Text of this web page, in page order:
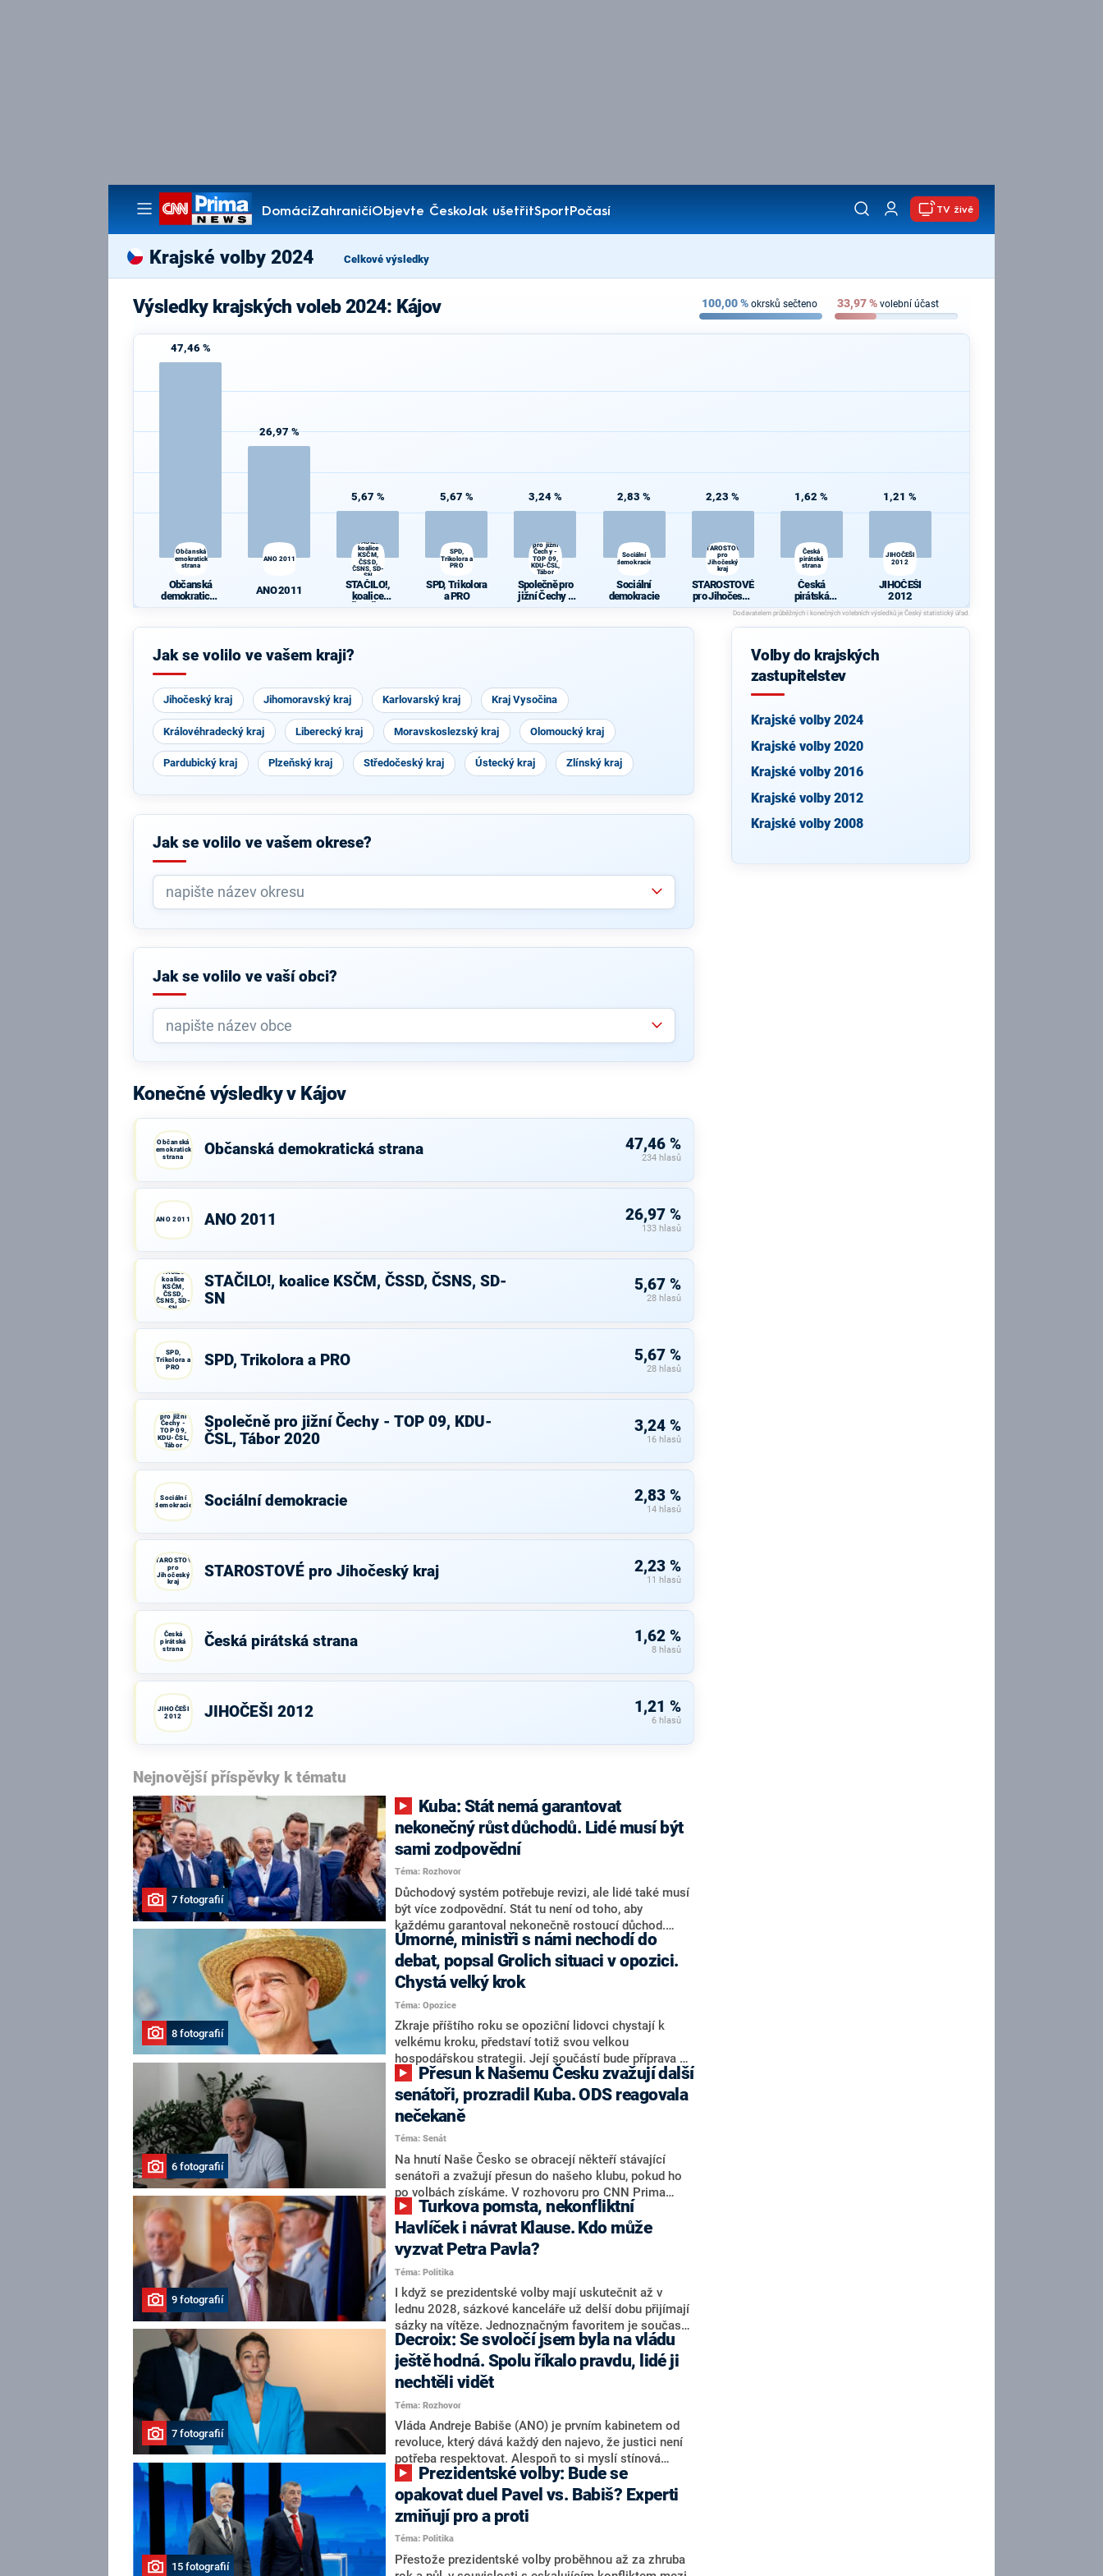
DomácíZahraničíObjevte ČeskoJak ušetřitSportPočasí
Pořady
TV živě
Krajské volby 2024 Celkové výsledky
Výsledky krajských voleb 2024: Kájov 100,00% okrsků sečteno 33,97% volební účast
47,46 %
Občanská
demokratická
strana
Občanská
demokratická
26,97 %
ANO 2011
ANO 2011
5,67 %
STAČILO!,
koalice
KSČM,
ČSSD,
ČSNS, SD-
SN
STAČILO!,
koalice
5,67 %
SPD,
Trikolora a
PRO
SPD, Trikolora
a PRO
3,24 %
pro jižní
Čechy -
TOP 09,
KDU-ČSL,
Tábor
2020
Společně pro
jižní Čechy -
2020
2,83 %
Sociální
demokracie
Sociální
demokracie
2,23 %
STAROSTOVÉ
pro
Jihočeský
kraj
STAROSTOVÉ
pro Jihočeský
kraj
1,62 %
Česká
pirátská
strana
Česká
pirátská
strana
1,21 %
JIHOČEŠI
2012
JIHOČEŠI
2012
Jak se volilo ve vašem kraji?
Jihočeský kraj Jihomoravský kraj Karlovarský kraj Kraj Vysočina
Královéhradecký kraj Liberecký kraj Moravskoslezský kraj Olomoucký kraj
Pardubický kraj Plzeňský kraj Středočeský kraj Ústecký kraj Zlínský kraj
Jak se volilo ve vašem okrese?
Jak se volilo ve vaší obci?
Konečné výsledky v Kájov
Občanská
demokratická
strana
Občanská demokratická strana 47,46 %
234 hlasů
ANO 2011 ANO 2011 26,97 %
133 hlasů
STAČILO!,
koalice
KSČM,
ČSSD,
ČSNS, SD-
SN
STAČILO!, koalice KSČM, ČSSD, ČSNS, SD-
SN
5,67 %
28 hlasů
SPD,
Trikolora a
PRO
SPD, Trikolora a PRO 5,67 %
28 hlasů
pro jižní
Čechy -
TOP 09,
KDU-ČSL,
Tábor
2020
Společně pro jižní Čechy - TOP 09, KDU-
ČSL, Tábor 2020
3,24 %
16 hlasů
Sociální
demokracie
Sociální demokracie 2,83 %
14 hlasů
STAROSTOVÉ
pro
Jihočeský
kraj
STAROSTOVÉ pro Jihočeský kraj 2,23 %
11 hlasů
Česká
pirátská
strana
Česká pirátská strana 1,62 %
8 hlasů
JIHOČEŠI
2012
JIHOČEŠI 2012 1,21 %
6 hlasů
Nejnovější příspěvky k tématu
7 fotografií
nekonečný růst důchodů. Lidé musí být
sami zodpovědní
Téma: Rozhovor
Důchodový systém potřebuje revizi, ale lidé také musí
být více zodpovědní. Stát tu není od toho, aby
každému garantoval nekonečně rostoucí důchod.
Chybí tu nový systém a my ho představíme,řekl
hejtman Jihočeského kraje a předseda hnutí Naše
Česko Martin Kuba v rozhovoru pro CNN Prima NEWS.
V čele státu pak podle něj nemůže být člověk, který by
střetem zájmů omezoval čerpání financí a rozvoj,
dodal. Řešení u Andreje Babiše ale hodnotit nechtěl.
8 fotografií
Úmorné, ministři s námi nechodí do
debat, popsal Grolich situaci v opozici.
Chystá velký krok
Téma: Opozice
Zkraje příštího roku se opoziční lidovci chystají k
velkému kroku, představí totiž svou velkou
hospodářskou strategii. Její součástí bude příprava na
stárnutí populace, řekl ve středu na setkání s novináři
nový předseda lidovců Jan Grolich. Ten zároveň v
senátních volbách kandiduje ve Vyškově. Popsal i
aktivitu opozice, o níž vládní strany nebo političtí
komentátoři mluví jako o slabé a v defenzivě. „Je to
úmorná práce upozorňovat na chyby vlády. Ministři s
námi navíc nechodí do debat. Chceme ale ukazovat
svoje témata,“ odpověděl Grolich na dotaz CNN Prima
NEWS.
6 fotografií
senátoři, prozradil Kuba. ODS reagovala
nečekaně
Téma: Senát
Na hnutí Naše Česko se obracejí někteří stávající
senátoři a zvažují přesun do našeho klubu, pokud ho
po volbách získáme. V rozhovoru pro CNN Prima
NEWS to řekl zakladatel hnutí a jihočeský hejtman
Martin Kuba. Konkrétní nebyl, ale získat by takto mohl
například senátora Zdeňka Hrabu, který je dnes
součástí klubu ODS a TOP 09. Hraba to na dotaz
redakce nevyloučil. Předseda klubu senátorů ODS
Zdeněk Nytra redakci řekl, že počítá s odchodem
některých senátorů z klubu a že Naše Česko není
nepřítel, ale soupeř.
9 fotografií
Havlíček i návrat Klause. Kdo může
vyzvat Petra Pavla?
Téma: Politika
I když se prezidentské volby mají uskutečnit až v
lednu 2028, sázkové kanceláře už delší dobu přijímají
sázky na vítěze. Jednoznačným favoritem je současná
hlava státu Petr Pavel. Daleko za ním pak bookmakeři
zmiňují dva výrazné politiky ANO, tedy premiéra
Andreje Babiše a ministra průmyslu Karla Havlíčka.
Oblíbeným tipem samotných sázkařů je poslanec za
Motoristy Filip Turek. Politolog Jan Kubáček nicméně
o případné kandidatuře kohokoliv ze zmíněné trojice
značně pochybuje. Podle něj současná koalice dosud
nemá osobu, která by Pavlovi mohla konkurovat.
7 fotografií
Decroix: Se svoločí jsem byla na vládu
ještě hodná. Spolu říkalo pravdu, lidé ji
nechtěli vidět
Téma: Rozhovor
Vláda Andreje Babiše (ANO) je prvním kabinetem od
revoluce, který dává každý den najevo, že justici není
potřeba respektovat. Alespoň to si myslí stínová
ministryně spravedlnosti ODS Eva Decroix. V
rozhovoru pro CNN Prima NEWS si nebrala servítky
ohledně politického výkonu svého nástupce Jeronýma
Tejce (za ANO) či vládní zmocněnkyně pro lidská
práva Taťány Malé (ANO). Označením „svoloč“ na
adresu vlády prý byla ještě hodná. Decroix se také
15 fotografií
opakovat duel Pavel vs. Babiš? Experti
zmiňují pro a proti
Téma: Politika
Přestože prezidentské volby proběhnou až za zhruba
Volby do krajských
zastupitelstev
Krajské volby 2024
Krajské volby 2020
Krajské volby 2016
Krajské volby 2012
Krajské volby 2008